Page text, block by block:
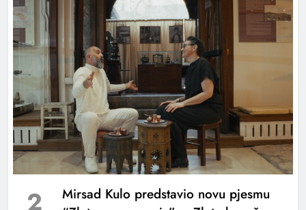
NKA predstavio novu pjesmu “Udahni ljubav”
– spoj bosanske tradicije i francuskog
muzičkog senzibiliteta
2
Mirsad Kulo predstavio novu pjesmu